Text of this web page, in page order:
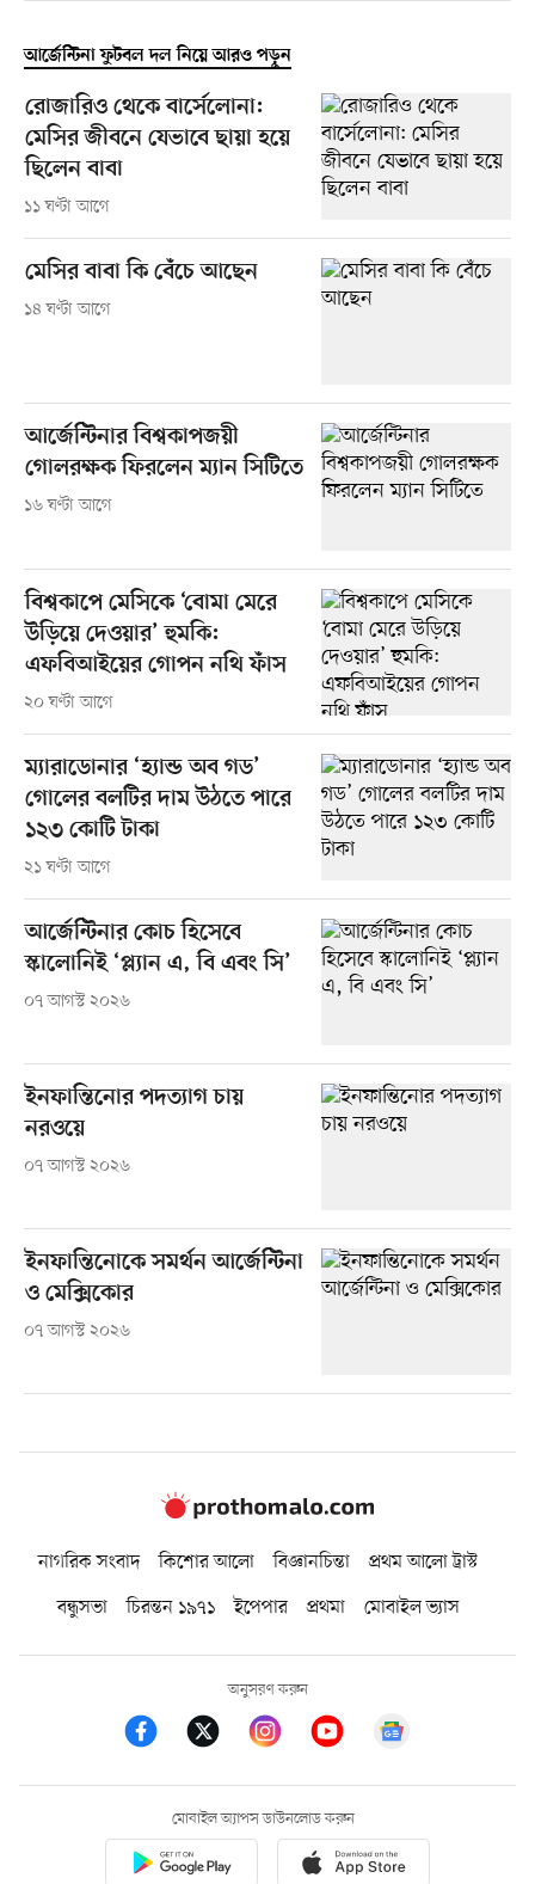
আর্জেন্টিনা ফুটবল দল নিয়ে আরও পড়ুন
রোজারিও থেকে বার্সেলোনা:
মেসির জীবনে যেভাবে ছায়া হয়ে
ছিলেন বাবা
১১ ঘণ্টা আগে
মেসির বাবা কি বেঁচে আছেন
১৪ ঘণ্টা আগে
আর্জেন্টিনার বিশ্বকাপজয়ী
গোলরক্ষক ফিরলেন ম্যান সিটিতে
১৬ ঘণ্টা আগে
বিশ্বকাপে মেসিকে ‘বোমা মেরে
উড়িয়ে দেওয়ার’ হুমকি:
এফবিআইয়ের গোপন নথি ফাঁস
২০ ঘণ্টা আগে
ম্যারাডোনার ‘হ্যান্ড অব গড’
গোলের বলটির দাম উঠতে পারে
১২৩ কোটি টাকা
২১ ঘণ্টা আগে
আর্জেন্টিনার কোচ হিসেবে
স্কালোনিই ‘প্ল্যান এ, বি এবং সি’
০৭ আগস্ট ২০২৬
ইনফান্তিনোর পদত্যাগ চায়
নরওয়ে
০৭ আগস্ট ২০২৬
ইনফান্তিনোকে সমর্থন আর্জেন্টিনা
ও মেক্সিকোর
০৭ আগস্ট ২০২৬
নাগরিক সংবাদ কিশোর আলো বিজ্ঞানচিন্তা
প্রথম আলো ট্রাস্ট
বন্ধুসভা
চিরন্তন ১৯৭১ ইপেপার প্রথমা মোবাইল ভ্যাস
অনুসরণ করুন
মোবাইল অ্যাপস ডাউনলোড করুন